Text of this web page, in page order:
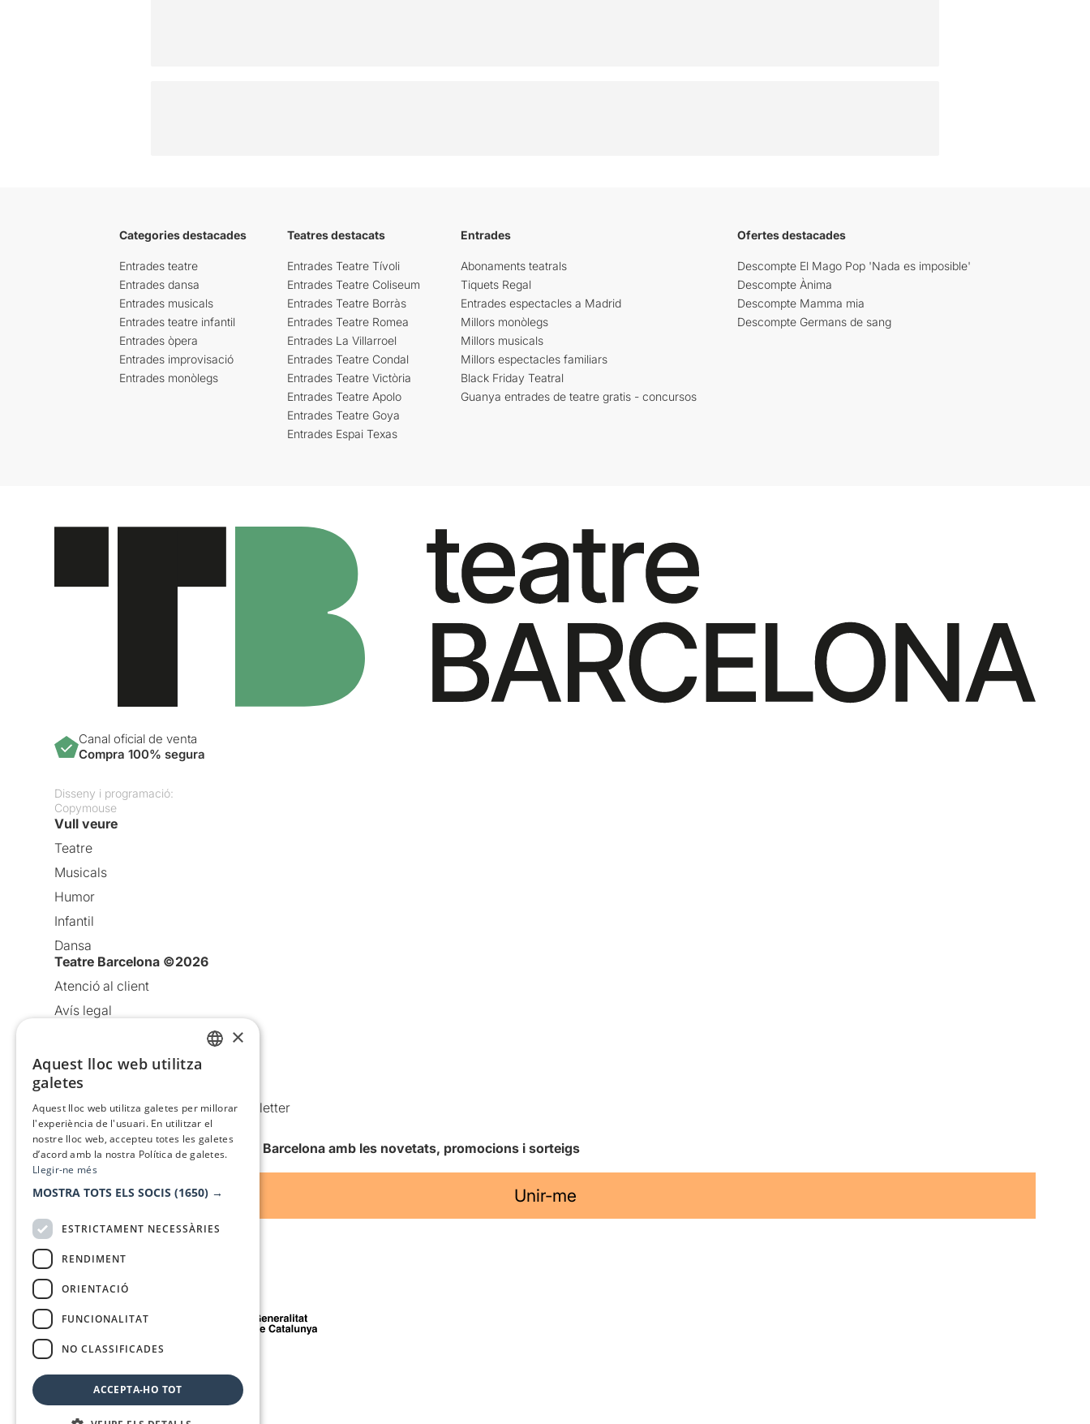
Categories destacades
Entrades teatre
Entrades dansa
Entrades musicals
Entrades teatre infantil
Entrades òpera
Entrades improvisació
Entrades monòlegs
Teatres destacats
Entrades Teatre Tívoli
Entrades Teatre Coliseum
Entrades Teatre Borràs
Entrades Teatre Romea
Entrades La Villarroel
Entrades Teatre Condal
Entrades Teatre Victòria
Entrades Teatre Apolo
Entrades Teatre Goya
Entrades Espai Texas
Entrades
Abonaments teatrals
Tiquets Regal
Entrades espectacles a Madrid
Millors monòlegs
Millors musicals
Millors espectacles familiars
Black Friday Teatral
Guanya entrades de teatre gratis - concursos
Ofertes destacades
Descompte El Mago Pop 'Nada es imposible'
Descompte Ànima
Descompte Mamma mia
Descompte Germans de sang
Canal oficial de venta
Compra 100% segura
Disseny i programació:
Copymouse
Vull veure
Teatre
Musicals
Humor
Infantil
Dansa
Teatre Barcelona ©2026
Atenció al client
Avís legal
Política de cookies
Condicions d’ús
Comunicacions comercials i Newsletter
Anuncia’t
Vull rebre la newsletter de Teatre Barcelona amb les novetats, promocions i sorteigs
Unir-me
Amb el suport de
×
Aquest lloc web utilitza
galetes
Aquest lloc web utilitza galetes per millorar
l'experiència de l'usuari. En utilitzar el
nostre lloc web, accepteu totes les galetes
d’acord amb la nostra Política de galetes.
Llegir-ne més
MOSTRA TOTS ELS SOCIS (1650) →
ESTRICTAMENT NECESSÀRIES
RENDIMENT
ORIENTACIÓ
FUNCIONALITAT
NO CLASSIFICADES
ACCEPTA-HO TOT